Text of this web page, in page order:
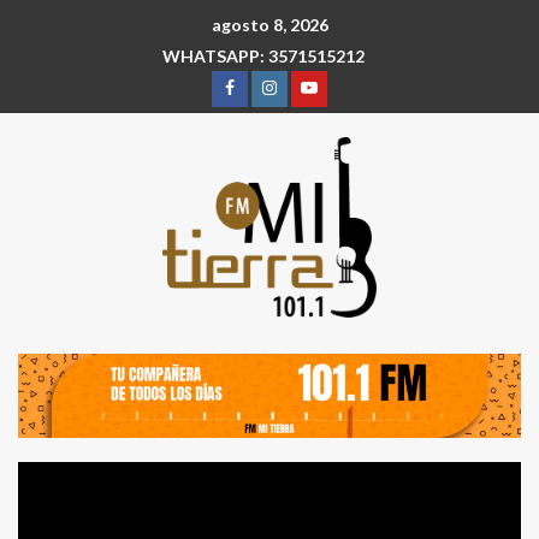
agosto 8, 2026
WHATSAPP: 3571515212